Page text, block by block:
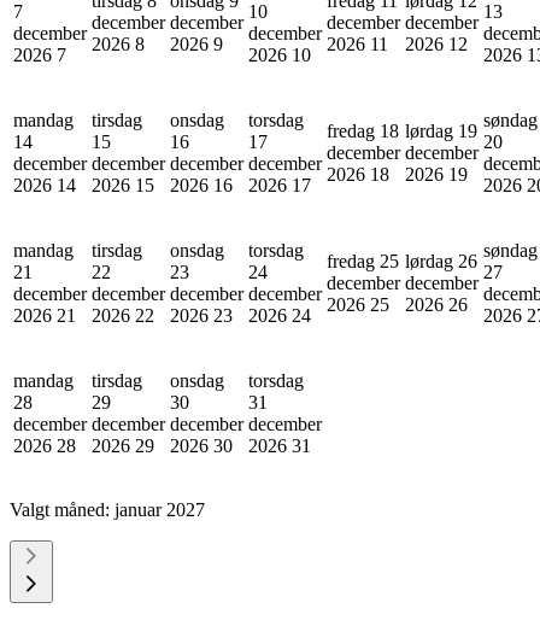
7
december
2026 7
december
2026 8
december
2026 9
10
december
2026 10
december
2026 11
december
2026 12
13
2026
mandag
14
december
2026 14
tirsdag
15
december
2026 15
onsdag
16
december
2026 16
torsdag
17
december
2026 17
fredag 18
december
2026 18
lørdag 19
december
2026 19
søndag
20
2026
mandag
21
december
2026 21
tirsdag
22
december
2026 22
onsdag
23
december
2026 23
torsdag
24
december
2026 24
fredag 25
december
2026 25
lørdag 26
december
2026 26
søndag
27
2026
mandag
28
december
2026 28
tirsdag
29
december
2026 29
onsdag
30
december
2026 30
torsdag
31
december
2026 31
Valgt måned: januar 2027